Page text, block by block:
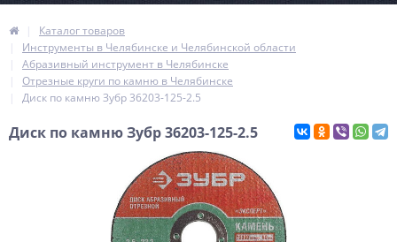
Каталог товаров
Инструменты в Челябинске и Челябинской области
Абразивный инструмент в Челябинске
Отрезные круги по камню в Челябинске
Диск по камню Зубр 36203-125-2.5
Диск по камню Зубр 36203-125-2.5